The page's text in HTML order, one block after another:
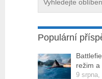
Populární
režim a
9 srpna,